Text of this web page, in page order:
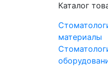
Каталог
материалы